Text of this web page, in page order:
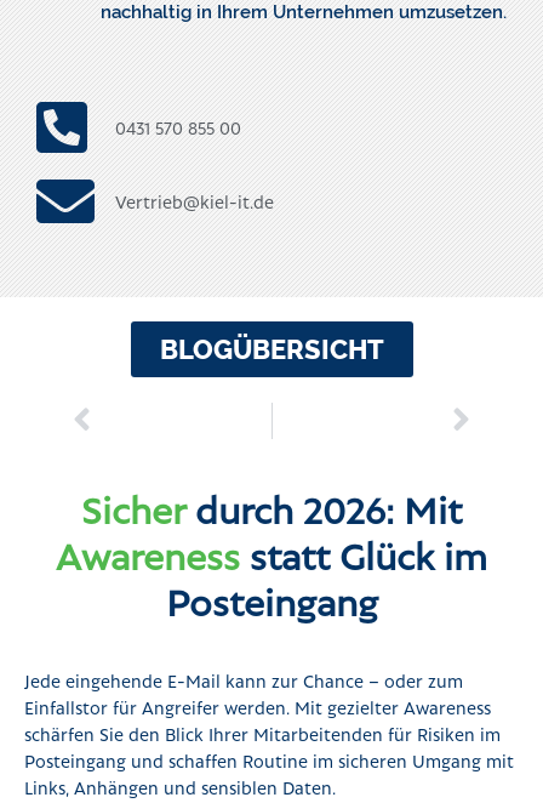
nachhaltig in Ihrem Unternehmen umzusetzen.
0431 570 855 00
Vertrieb@kiel-it.de
BLOGÜBERSICHT
Sicherdurch 2026: Mit
Awareness statt Glück im
Posteingang
Jede eingehende E-Mail kann zur Chance – oder zum
Einfallstor für Angreifer werden. Mit gezielter Awareness
schärfen Sie den Blick Ihrer Mitarbeitenden für Risiken im
Posteingang und schaffen Routine im sicheren Umgang mit
Links, Anhängen und sensiblen Daten.